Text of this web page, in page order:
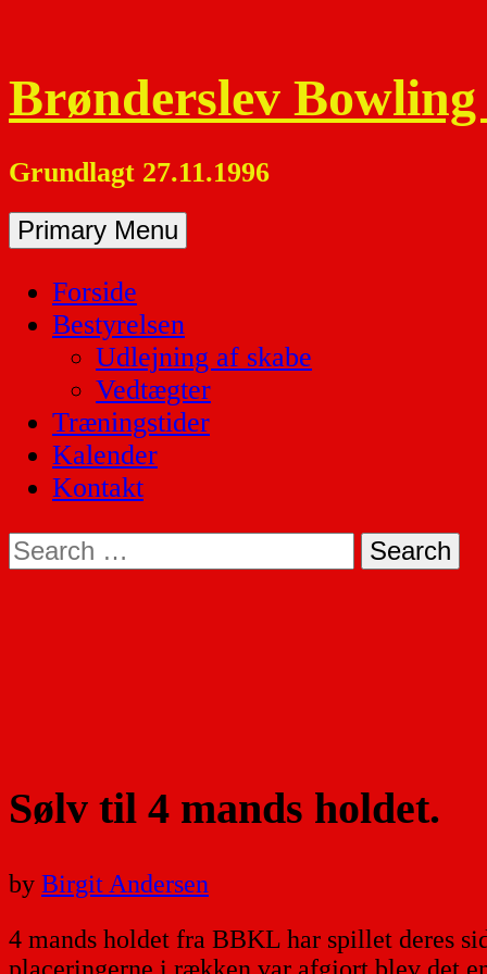
content
Brønderslev
Grundlagt 27.11.1996
Primary Menu
Forside
Bestyrelsen
Udlejning af skabe
Vedtægter
Træningstider
Kalender
Kontakt
Search
for:
Sølv til 4 mands holdet.
by Birgit Andersen
4 mands holdet fra BBKL har spillet deres